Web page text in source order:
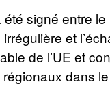
signé entre
et
de l’UE et
dans